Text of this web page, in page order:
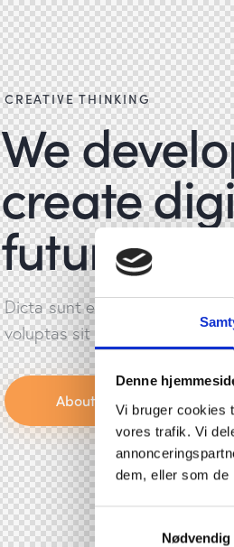
Denne
Vi bruger cookies
vores trafik. Vi
dem, eller som de
Nødvendig
CREATIVE THINKING
We
create
future.
Dicta sunt explicabo. Nemo
voluptas sit aspernatur aut
About Us